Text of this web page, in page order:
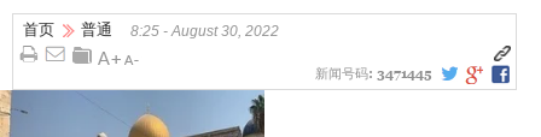
首页 普通 8:25 - August 30, 2022
新闻号码: 3471445